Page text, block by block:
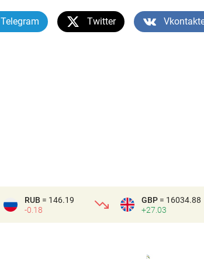
Telegram Twitter
RUB = 146.19
-0.18
GBP = 16034.88
+27.03